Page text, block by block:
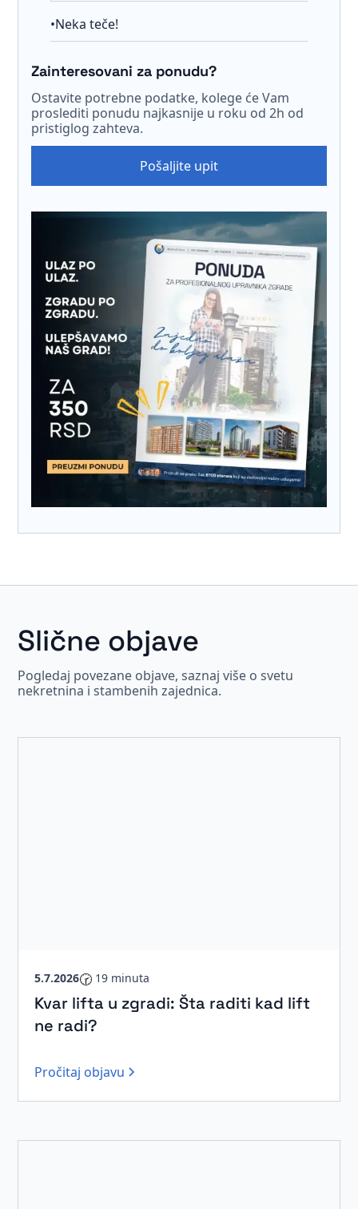
•Neka teče!
Zainteresovani za ponudu?
Ostavite potrebne podatke, kolege će Vam
proslediti ponudu najkasnije u roku od 2h od
pristiglog zahteva.
Pošaljite upit
Slične objave
Pogledaj povezane objave, saznaj više o svetu
nekretnina i stambenih zajednica.
5.7.2026🕝 19 minuta
Kvar lifta u zgradi: Šta raditi kad lift
ne radi?
Pročitaj objavu